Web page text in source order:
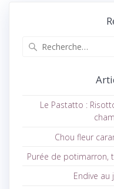
Le Pastatto :
Chou fleur
Purée de potimarron,
Endive